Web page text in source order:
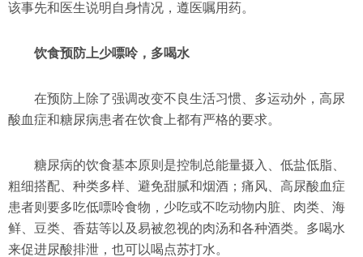
该事先和医生说明自身情况，遵医嘱用药。
饮食预防上少嘌呤，多喝水
在预防上除了强调改变不良生活习惯、多运动外，高尿
酸血症和糖尿病患者在饮食上都有严格的要求。
糖尿病的饮食基本原则是控制总能量摄入、低盐低脂、
粗细搭配、种类多样、避免甜腻和烟酒；痛风、高尿酸血症
患者则要多吃低嘌呤食物，少吃或不吃动物内脏、肉类、海
鲜、豆类、香菇等以及易被忽视的肉汤和各种酒类。多喝水
来促进尿酸排泄，也可以喝点苏打水。